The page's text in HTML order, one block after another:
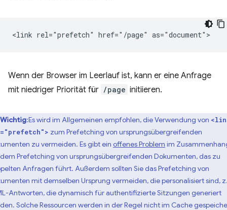
Wenn der Browser im Leerlauf ist, kann er eine Anfrage
mit niedriger Priorität für /page initiieren.
Wichtig:Es wird im Allgemeinen empfohlen, die Verwendung von
zum Prefetching von ursprungsübergreifenden
zu vermeiden. Es gibt ein offenes Problem im
Prefetching von ursprungsübergreifenden Dokumenten, das zu
Anfragen führt. Außerdem sollten Sie das Prefetching von
mit demselben Ursprung vermeiden, die personalisiert sind,
Antworten, die dynamisch für authentifizierte Sitzungen generiert
Solche Ressourcen werden in der Regel nicht im Cache